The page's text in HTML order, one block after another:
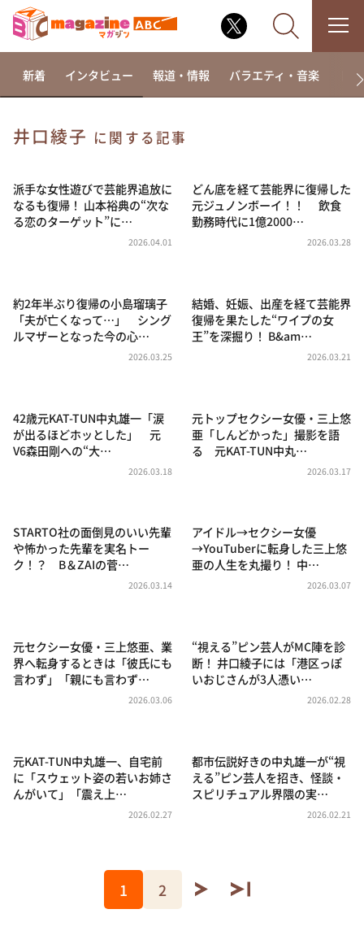
相席食堂
これ余談なんですけど・・・
～人生密着トークバラエティ！～ やすとものいたっ
news おかえり
河合＆A.B.C-Z塚田×福井アナ「なんでやねん！？」
（news おかえり）
朝だ！生です旅サラダ
教えて！ニュースライブ 正義のミカタ
ポツンと一軒家
ザキ山小屋本館
新着 インタビュー 報道・情報 バラエティ・音楽 ド
井口綾子 に関する記事
派手な女性遊びで芸能界追放に
なるも復帰！ 山本裕典の“次な
る恋のターゲット”に…
2026.04.01
どん底を経て芸能界に復帰した
元ジュノンボーイ！！ 飲食
勤務時代に1億2000…
2026.03.28
約2年半ぶり復帰の小島瑠璃子
「夫が亡くなって…」 シング
ルマザーとなった今の心…
2026.03.25
結婚、妊娠、出産を経て芸能界
復帰を果たした“ワイプの女
王”を深掘り！ B&am…
2026.03.21
42歳元KAT-TUN中丸雄一「涙
が出るほどホッとした」 元
V6森田剛への“大…
2026.03.18
元トップセクシー女優・三上悠
亜「しんどかった」撮影を語
る 元KAT-TUN中丸…
2026.03.17
STARTO社の面倒見のいい先輩
や怖かった先輩を実名トー
ク！？ B＆ZAIの菅…
2026.03.14
アイドル→セクシー女優
→YouTuberに転身した三上悠
亜の人生を丸撮り！ 中…
2026.03.07
元セクシー女優・三上悠亜、業
界へ転身するときは「彼氏にも
言わず」「親にも言わず…
2026.03.06
“視える”ピン芸人がMC陣を診
断！ 井口綾子には「港区っぽ
いおじさんが3人憑い…
2026.02.28
元KAT-TUN中丸雄一、自宅前
に「スウェット姿の若いお姉さ
んがいて」「震え上…
2026.02.27
都市伝説好きの中丸雄一が“視
える”ピン芸人を招き、怪談・
スピリチュアル界隈の実…
2026.02.21
1 2